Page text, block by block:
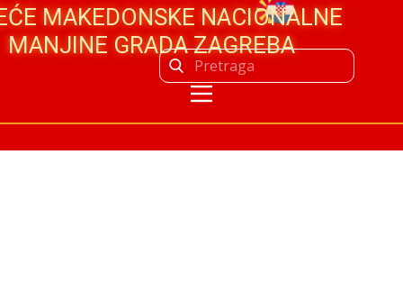
MAKEDONSKE NACIONALNE
MANJINE GRADA ZAGREBA